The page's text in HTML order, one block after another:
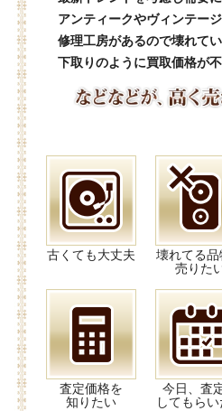
アンティークやヴィンテー
修理工房があるので壊れてい
下取りのように買取価格が不
古くても大丈夫
壊れてる品
売りた
査定価格を
知りたい
今日、査
してもら